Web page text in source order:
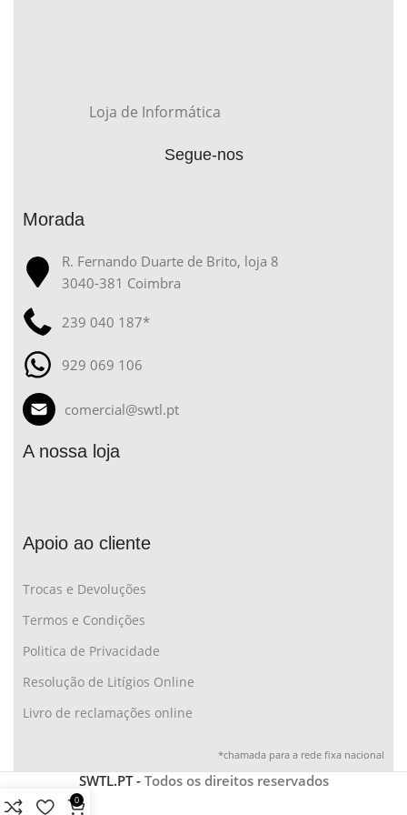
Loja de Informática
Segue-nos
Morada
R. Fernando Duarte de Brito, loja 8
3040-381 Coimbra
239 040 187*
929 069 106
comercial@swtl.pt
A nossa loja
Apoio ao cliente
Trocas e Devoluções
Termos e Condições
Politica de Privacidade
Resolução de Litígios Online
Livro de reclamações online
*chamada para a rede fixa nacional
SWTL.PT - Todos os direitos reservados
0